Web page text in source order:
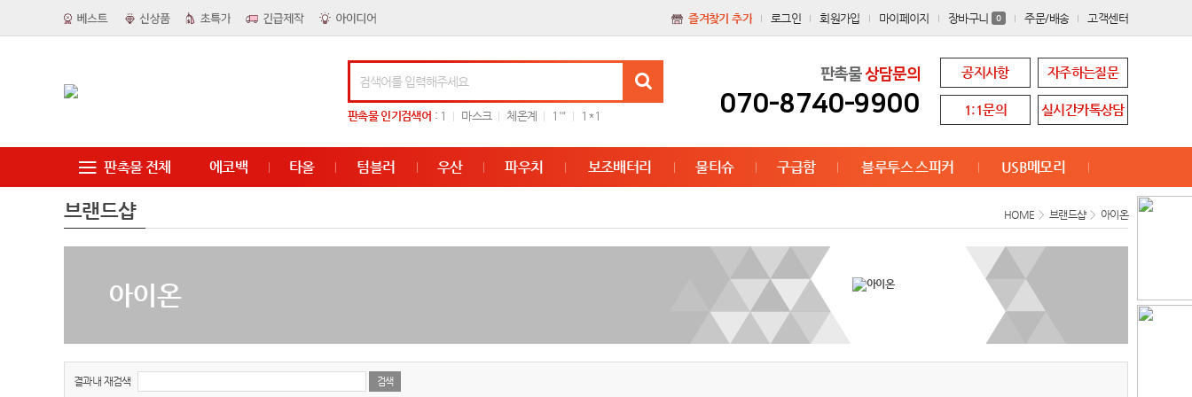
즐겨찾기 추가 로그인 회원가입 마이페이지 장바구니 0 주문/배송 고객센터
판촉물인기검색어 : 1 마스크 체온계 1'" 1*1
판촉물상담문의
070-8740-9900
공지사항 자주하는질문
1:1문의 실시간카톡상담
판촉물 전체 에코백 타올 텀블러 우산 파우치 보조배터리 물티슈 구급함 블루투스 스피커 USB메모리
브랜드샵 HOME > 브랜드샵 > 아이온
아이온
결과내 재검색